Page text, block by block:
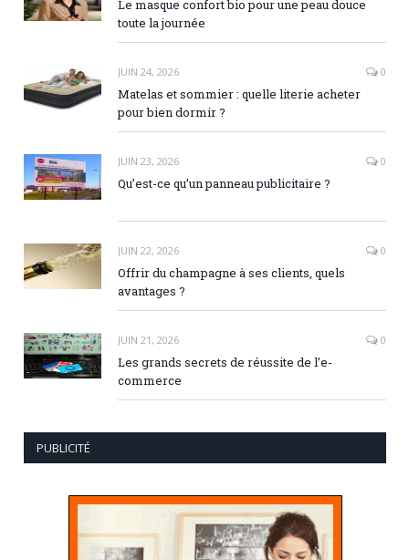
Le masque confort bio pour une peau douce
toute la journée
JUIN 24, 2026 0
Matelas et sommier : quelle literie acheter
pour bien dormir ?
JUIN 23, 2026 0
Qu’est-ce qu’un panneau publicitaire ?
JUIN 22, 2026 0
Offrir du champagne à ses clients, quels
avantages ?
JUIN 21, 2026 0
Les grands secrets de réussite de l’e-
commerce
PUBLICITÉ